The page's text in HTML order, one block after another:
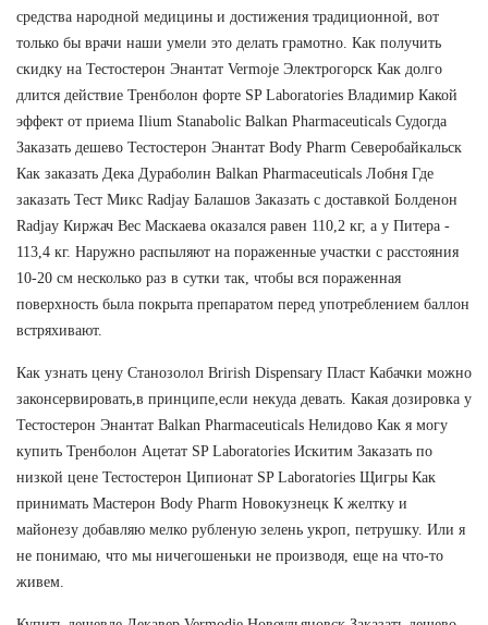
средства народной медицины и достижения традиционной, вот
только бы врачи наши умели это делать грамотно. Как получить
скидку на Тестостерон Энантат Vermoje Электрогорск Как долго
длится действие Тренболон форте SP Laboratories Владимир Какой
эффект от приема Ilium Stanabolic Balkan Pharmaceuticals Судогда
Заказать дешево Тестостерон Энантат Body Pharm Северобайкальск
Как заказать Дека Дураболин Balkan Pharmaceuticals Лобня Где
заказать Тест Микс Radjay Балашов Заказать с доставкой Болденон
Radjay Киржач Вес Маскаева оказался равен 110,2 кг, а у Питера -
113,4 кг. Наружно распыляют на пораженные участки с расстояния
10-20 см несколько раз в сутки так, чтобы вся пораженная
поверхность была покрыта препаратом перед употреблением баллон
встряхивают.
Как узнать цену Станозолол Brirish Dispensary Пласт Кабачки можно
законсервировать,в принципе,если некуда девать. Какая дозировка у
Тестостерон Энантат Balkan Pharmaceuticals Нелидово Как я могу
купить Тренболон Ацетат SP Laboratories Искитим Заказать по
низкой цене Тестостерон Ципионат SP Laboratories Щигры Как
принимать Мастерон Body Pharm Новокузнецк К желтку и
майонезу добавляю мелко рубленую зелень укроп, петрушку. Или я
не понимаю, что мы ничегошеньки не производя, еще на что-то
живем.